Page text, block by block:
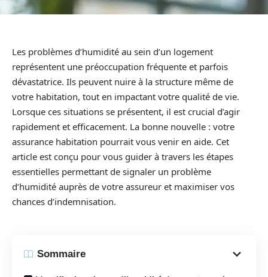
Les problèmes d’humidité au sein d’un logement
représentent une préoccupation fréquente et parfois
dévastatrice. Ils peuvent nuire à la structure même de
votre habitation, tout en impactant votre qualité de vie.
Lorsque ces situations se présentent, il est crucial d’agir
rapidement et efficacement. La bonne nouvelle : votre
assurance habitation pourrait vous venir en aide. Cet
article est conçu pour vous guider à travers les étapes
essentielles permettant de signaler un problème
d’humidité auprès de votre assureur et maximiser vos
chances d’indemnisation.
Sommaire